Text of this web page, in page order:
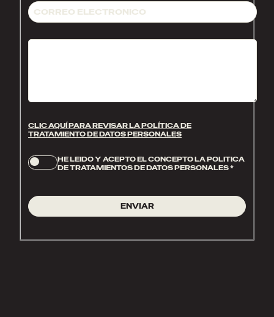
CLIC AQUÍ PARA REVISAR LA POLÍTICA DE
TRATAMIENTO DE DATOS PERSONALES
HE LEIDO Y ACEPTO EL CONCEPTO LA POLITICA
DE TRATAMIENTOS DE DATOS PERSONALES*
ENVIAR